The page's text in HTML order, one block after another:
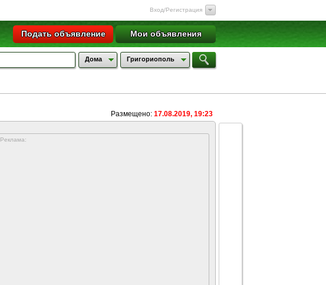
Вход/Регистрация
Мои объявления
Подать объявление
Дома Григориополь
Размещено: 17.08.2019, 19:23
Реклама: